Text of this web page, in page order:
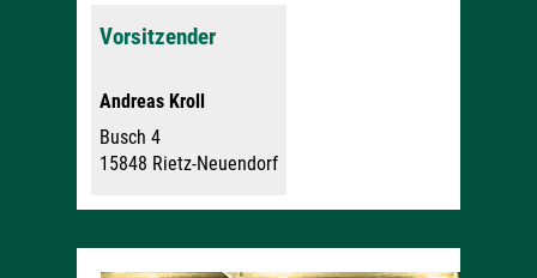
Vorsitzender
Andreas Kroll
Busch 4
15848 Rietz-Neuendorf